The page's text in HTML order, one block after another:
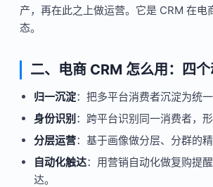
产，再在此之上做运营。它是 CRM 在电
态。
二、电商 CRM 怎么用：四
归一沉淀：把多平台消费者沉淀为统一
身份识别 ：跨平台识别同一消费者，形
分层运营：基于画像做分层、分群的精
自动化触达：用营销自动化做复购提
达。